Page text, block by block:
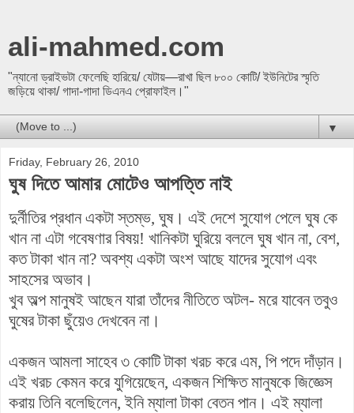
ali-mahmed.com
"ন্যানো ড্রাইভটা ফেলেছি হারিয়ে/ যেটায়—রাখা ছিল ৮০০ কোটি/ ইউনিটের স্মৃতি
জড়িয়ে থাকা/ গাদা-গাদা ডিএনএ প্রোফাইল।"
▼
Friday, February 26, 2010
ঘুষ দিতে আমার মোটেও আপত্তি নাই
দুর্নীতির প্রধানএকটাস্তম্ভ, ঘুষ। এই দেশে সুযোগ পেলে ঘুষকে
খান না এটা গবেষণার বিষয়! খানিকটা ঘুরিয়ে বললে ঘুষ খান না, বেশ,
কত টাকা খান না? অবশ্য একটা অংশ আছে যাদের সুযোগ এবং
সাহসের অভাব।
খুব অল্প মানুষই আছেন যারা তাঁদের নীতিতে অটল- মরে যাবেন তবুও
ঘুষের টাকা ছুঁয়েও দেখবেন না।
একজন আমলা সাহেব ৩ কোটি টাকা খরচ করে এম, পি পদে দাঁড়ান।
এই খরচ কেমন করে যুগিয়েছেন, একজন শিক্ষিত মানুষকে জিজ্ঞেস
করায় তিনি বলেছিলেন, ইনি ম্যালা টাকা বেতন পান। এই ম্যালা